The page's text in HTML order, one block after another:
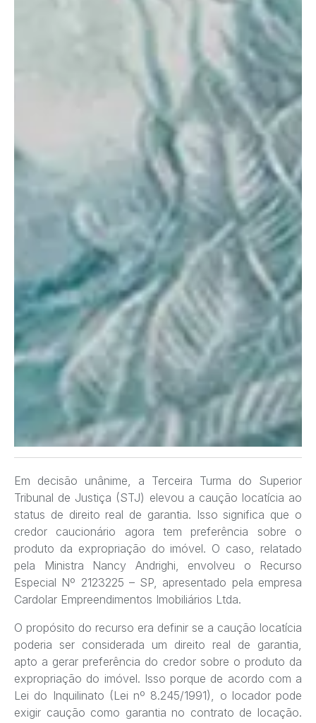
Em decisão unânime, a Terceira Turma do Superior
Tribunal de Justiça (STJ) elevou a caução locatícia ao
status de direito real de garantia. Isso significa que o
credor caucionário agora tem preferência sobre o
produto da expropriação do imóvel. O caso, relatado
pela Ministra Nancy Andrighi, envolveu o Recurso
Especial Nº 2123225 – SP, apresentado pela empresa
Cardolar Empreendimentos Imobiliários Ltda.
O propósito do recurso era definir se a caução locatícia
poderia ser considerada um direito real de garantia,
apto a gerar preferência do credor sobre o produto da
expropriação do imóvel. Isso porque de acordo com a
Lei do Inquilinato (Lei nº 8.245/1991), o locador pode
exigir caução como garantia no contrato de locação.